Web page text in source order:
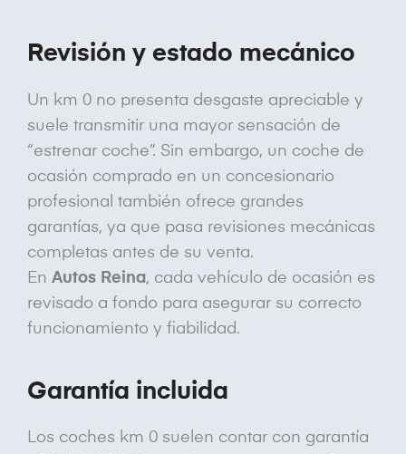
Revisión y estado mecánico
Un km 0 no presenta desgaste apreciable y
suele transmitir una mayor sensación de
“estrenar coche”. Sin embargo, un coche de
ocasión comprado en un concesionario
profesional también ofrece grandes
garantías, ya que pasa revisiones mecánicas
completas antes de su venta.
En Autos Reina, cada vehículo de ocasión es
revisado a fondo para asegurar su correcto
funcionamiento y fiabilidad.
Garantía incluida
Los coches km 0 suelen contar con garantía